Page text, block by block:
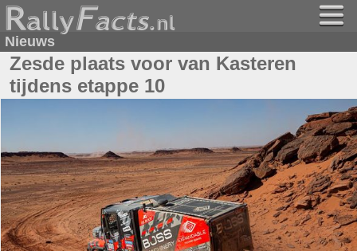
Nieuws
Zesde plaats voor van Kasteren
tijdens etappe 10